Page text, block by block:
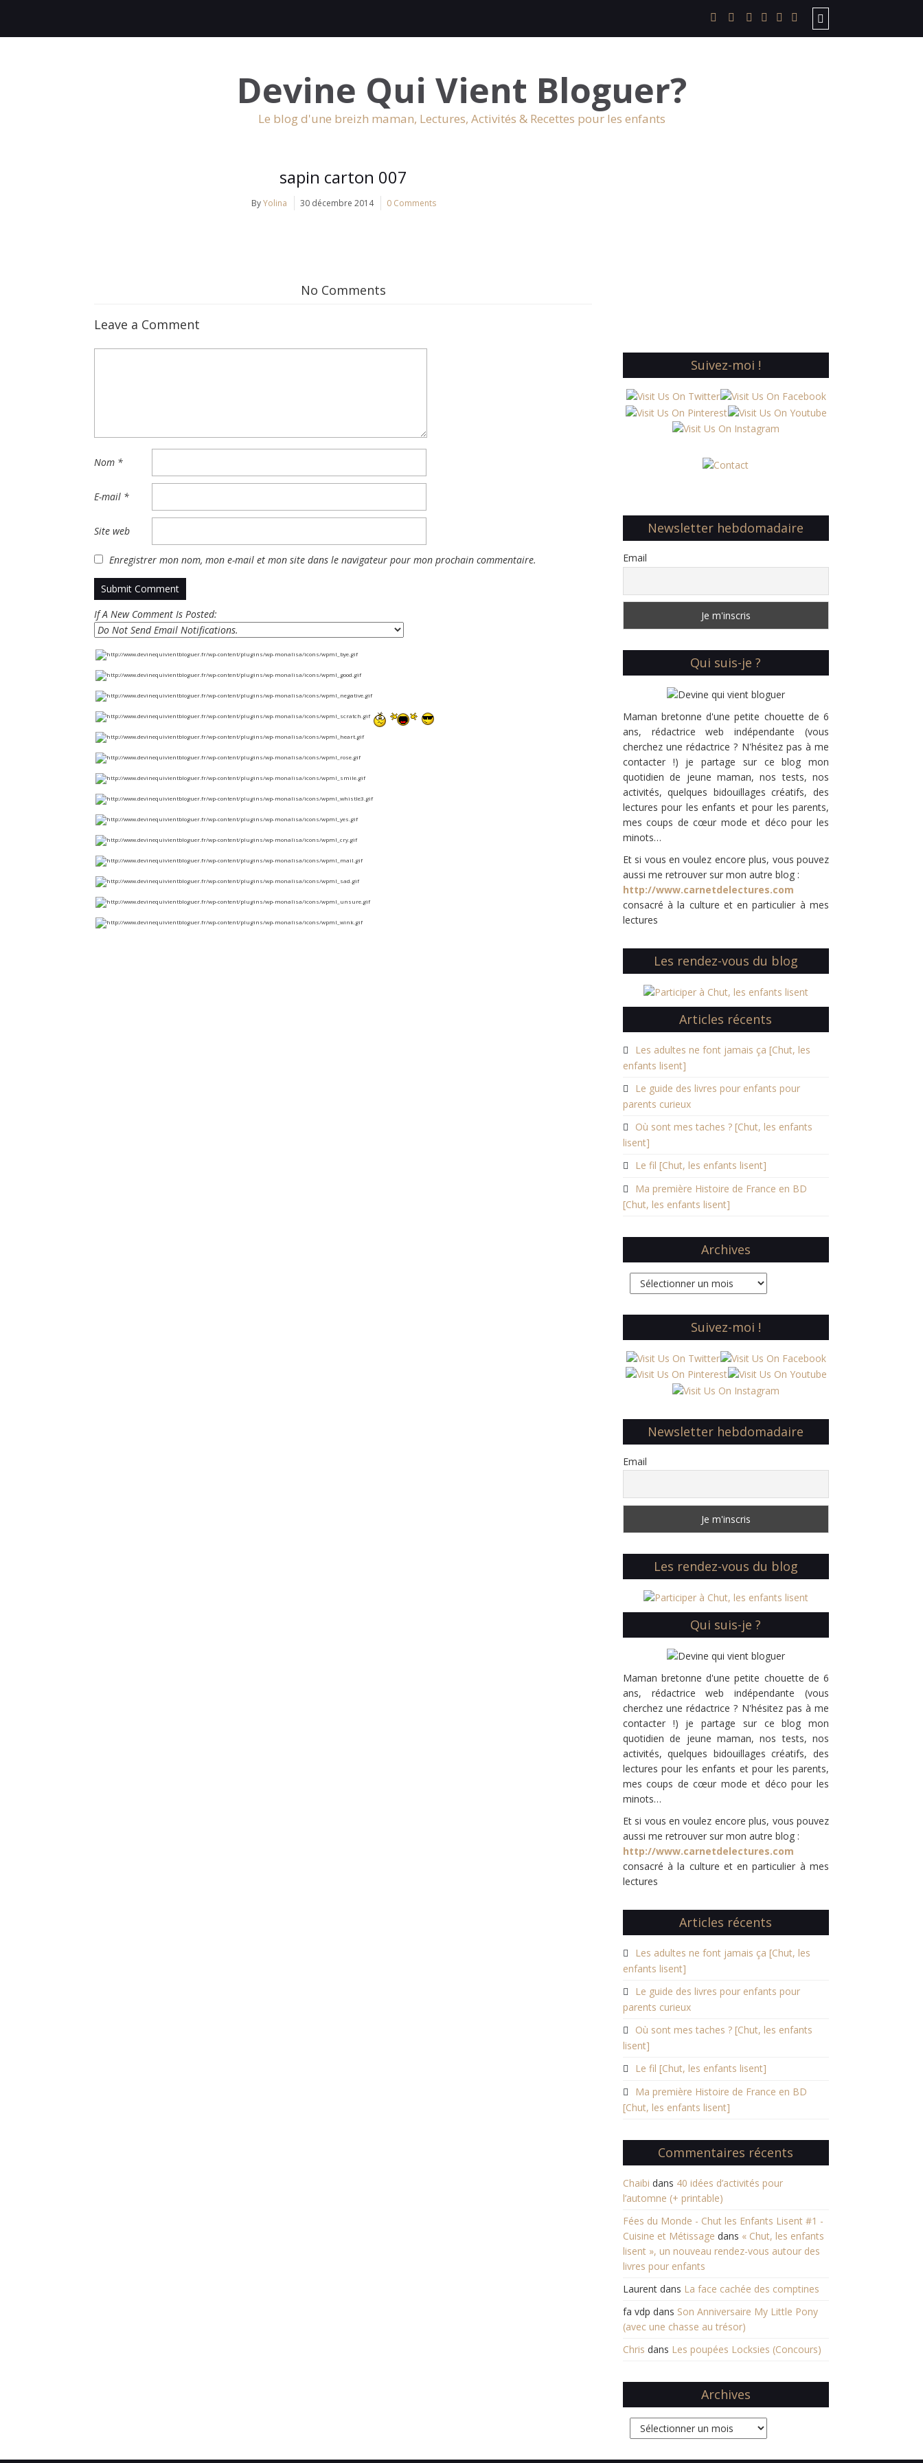
Devine Qui Vient Bloguer?
Le blog d'une breizh maman, Lectures, Activités & Recettes pour les enfants
sapin carton 007
ByYolina 30 décembre 2014 0 Comments
No Comments
Leave a Comment
Nom *
E-mail *
Site web
Enregistrer mon nom, mon e-mail et mon site dans le navigateur pour mon prochain commentaire.
If A New Comment Is Posted:
Suivez-moi !
Newsletter hebdomadaire
Email
Qui suis-je ?
Maman bretonne d'une petite chouette de 6
ans, rédactrice web indépendante (vous
cherchez une rédactrice ? N'hésitez pas à me
contacter !) je partage sur ce blog mon
quotidien de jeune maman, nos tests, nos
activités, quelques bidouillages créatifs, des
lectures pour les enfants et pour les parents,
mes coups de cœur mode et déco pour les
minots…
Et si vous en voulez encore plus, vous pouvez
aussi me retrouver sur mon autre blog :
http://www.carnetdelectures.com
consacré à la culture et en particulier à mes
lectures
Les rendez-vous du blog
Articles récents
Les adultes ne font jamais ça [Chut, les
enfants lisent]
Le guide des livres pour enfants pour
parents curieux
Où sont mes taches ? [Chut, les enfants
lisent]
Le fil [Chut, les enfants lisent]
Ma première Histoire de France en BD
[Chut, les enfants lisent]
Archives
Archives
Suivez-moi !
Newsletter hebdomadaire
Email
Les rendez-vous du blog
Qui suis-je ?
Maman bretonne d'une petite chouette de 6
ans, rédactrice web indépendante (vous
cherchez une rédactrice ? N'hésitez pas à me
contacter !) je partage sur ce blog mon
quotidien de jeune maman, nos tests, nos
activités, quelques bidouillages créatifs, des
lectures pour les enfants et pour les parents,
mes coups de cœur mode et déco pour les
minots…
Et si vous en voulez encore plus, vous pouvez
aussi me retrouver sur mon autre blog :
http://www.carnetdelectures.com
consacré à la culture et en particulier à mes
lectures
Articles récents
Les adultes ne font jamais ça [Chut, les
enfants lisent]
Le guide des livres pour enfants pour
parents curieux
Où sont mes taches ? [Chut, les enfants
lisent]
Le fil [Chut, les enfants lisent]
Ma première Histoire de France en BD
[Chut, les enfants lisent]
Commentaires récents
Chaibi dans 40 idées d’activités pour
l’automne (+ printable)
Fées du Monde - Chut les Enfants Lisent #1 -
Cuisine et Métissage dans « Chut, les enfants
lisent », un nouveau rendez-vous autour des
livres pour enfants
Laurentdans La face cachée des comptines
fa vdp dans Son Anniversaire My Little Pony
(avec une chasse au trésor)
Chris dans Les poupées Locksies (Concours)
Archives
Archives